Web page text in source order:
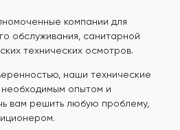
компании для
обслуживания, санитарной
технических осмотров.
наши технические
опытом и
вам решить любую проблему,